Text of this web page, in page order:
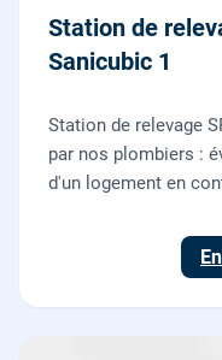
Station de
Sanicubic 1
Station de relevage
par nos plombiers :
d'un logement en